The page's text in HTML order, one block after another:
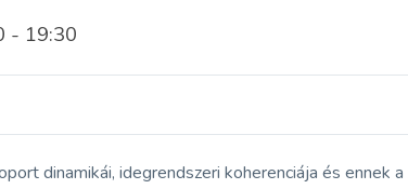
- 19:30
dinamikái, idegrendszeri koherenciája és ennek a